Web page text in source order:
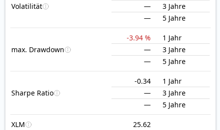
Volatilität
—
3 Jahre
—
5 Jahre
max. Drawdown
-3.94 %
1 Jahr
—
3 Jahre
—
5 Jahre
Sharpe Ratio
-0.34
1 Jahr
—
3 Jahre
—
5 Jahre
XLM 25.62